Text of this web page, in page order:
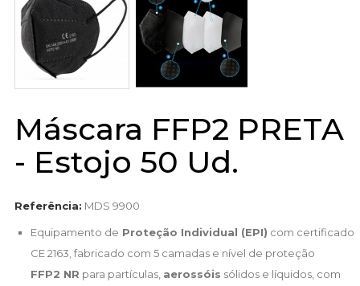
Máscara FFP2 PRETA
- Estojo 50 Ud.
Referência: MDS 9900
Equipamento de Proteção Individual (EPI) com certificado
CE 2163, fabricado com 5 camadas e nível de proteção
FFP2 NR para partículas, aerossóis sólidos e líquidos, com